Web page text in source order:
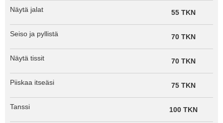
Näytä jalat 55 TKN
Seiso ja pyllistä 70 TKN
Näytä tissit 70 TKN
Piiskaa itseäsi 75 TKN
Tanssi 100 TKN